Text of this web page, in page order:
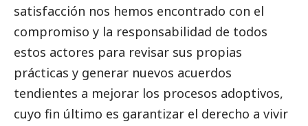
satisfacción nos hemos encontrado con el
compromiso y la responsabilidad de todos
estos actores para revisar sus propias
prácticas y generar nuevos acuerdos
tendientes a mejorar los procesos adoptivos,
cuyo fin último es garantizar el derecho a vivir